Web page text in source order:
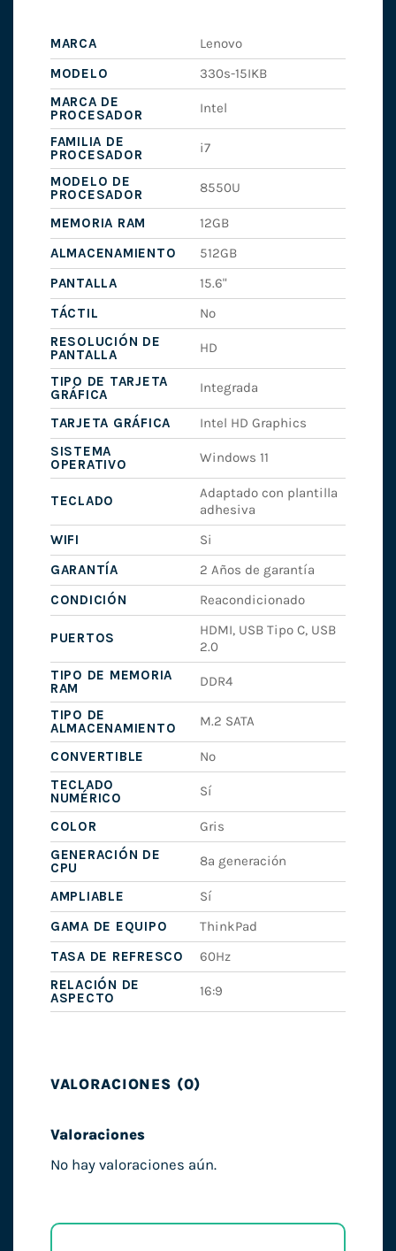
MARCA
Lenovo
MODELO
330s-15IKB
MARCA DE
PROCESADOR
Intel
FAMILIA DE
PROCESADOR
i7
MODELO DE
PROCESADOR
8550U
MEMORIA RAM
12GB
ALMACENAMIENTO
512GB
PANTALLA
15.6"
TÁCTIL
No
RESOLUCIÓN DE
PANTALLA
HD
TIPO DE TARJETA
GRÁFICA
Integrada
TARJETA GRÁFICA
Intel HD Graphics
SISTEMA
OPERATIVO
Windows 11
TECLADO
Adaptado con plantilla
adhesiva
WIFI
Si
GARANTÍA
2 Años de garantía
CONDICIÓN
Reacondicionado
PUERTOS
HDMI, USB Tipo C, USB
2.0
TIPO DE MEMORIA
RAM
DDR4
TIPO DE
ALMACENAMIENTO
M.2 SATA
CONVERTIBLE
No
TECLADO
NUMÉRICO
Sí
COLOR
Gris
GENERACIÓN DE
CPU
8ª generación
AMPLIABLE
Sí
GAMA DE EQUIPO
ThinkPad
TASA DE REFRESCO
60Hz
RELACIÓN DE
ASPECTO
16:9
VALORACIONES (0)
Valoraciones
No hay valoraciones aún.